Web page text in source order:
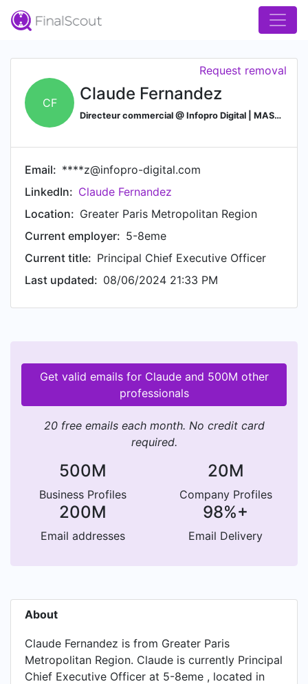
CF Claude Fernandez
Directeur commercial @ Infopro Digital | MASTER2, Sales
Request removal
Email: ****z@infopro-digital.com
LinkedIn: Claude Fernandez
Location: Greater Paris Metropolitan Region
Current employer: 5-8eme
Current title: Principal Chief Executive Officer
Last updated: 08/06/2024 21:33 PM
Get valid emails for Claude and 500M other
professionals
20 free emails each month. No credit card
required.
500M
Business Profiles
20M
Company Profiles
200M
Email addresses
98%+
Email Delivery
About
Claude Fernandez is from Greater Paris
Metropolitan Region. Claude is currently Principal
Chief Executive Officer at 5-8eme , located in